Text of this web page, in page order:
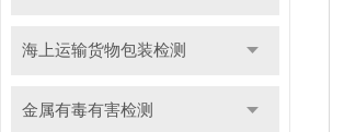
海上运输货物包装检测
金属有毒有害检测